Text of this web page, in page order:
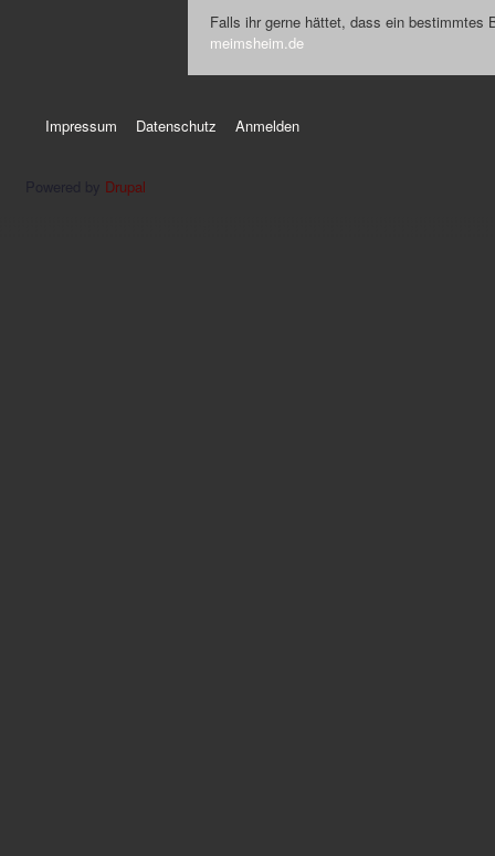
Falls ihr gerne hättet, dass ein
meimsheim.de
Impressum Datenschutz Anmelden
Drupal